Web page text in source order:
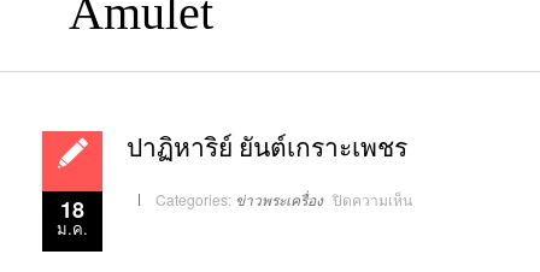
18
ม.ค.
ปาฏิหาริย์ ยันต์เกราะเพชร
Categories: ข่าวพระเครื่อง ปิดความเห็นบน
ปาฏิหาริย์